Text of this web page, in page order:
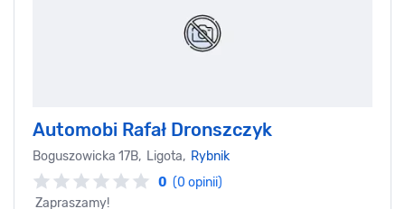
Automobi Rafał Dronszczyk
Boguszowicka 17B, Ligota, Rybnik
0 (0 opinii)
Zapraszamy!